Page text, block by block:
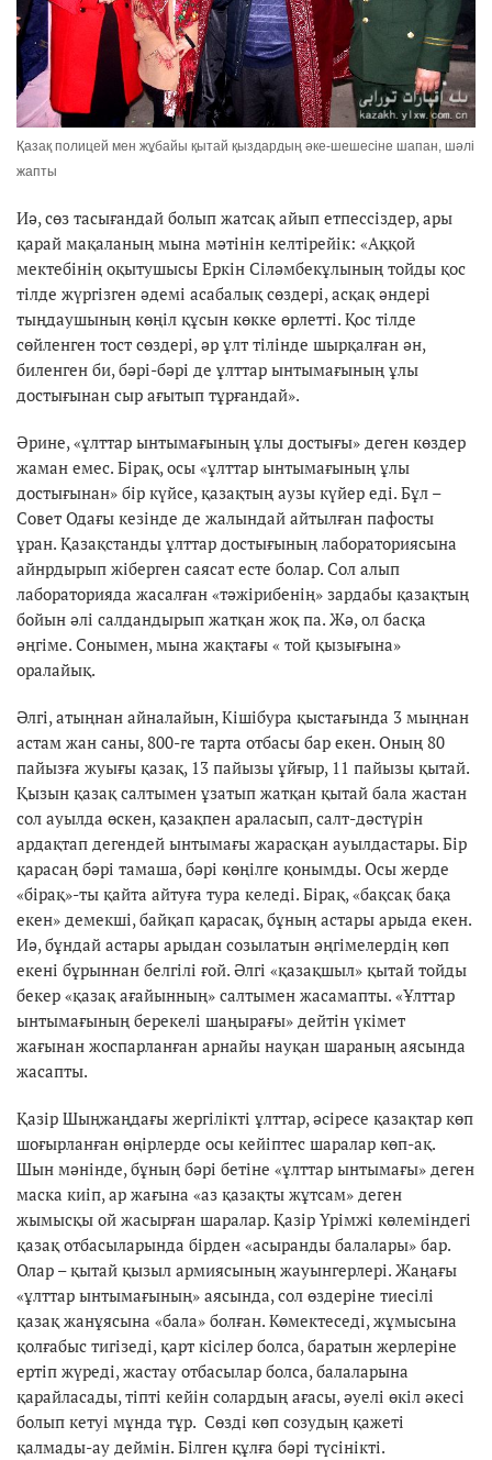
Қазақ полицей мен жұбайы қытай қыздардың әке-шешесіне шапан, шәлі
жапты
Иә, сөз тасығандай болып жатсақ айып етпессіздер, ары
қарай мақаланың мына мәтінін келтірейік: «Аққой
мектебінің оқытушысы Еркін Сіләмбекұлының тойды қос
тілде жүргізген әдемі асабалық сөздері, асқақ әндері
тыңдаушының көңіл құсын көкке өрлетті. Қос тілде
сөйленген тост сөздері, әр ұлт тілінде шырқалған ән,
биленген би, бәрі-бәрі де ұлттар ынтымағының ұлы
достығынан сыр ағытып тұрғандай».
Әрине, «ұлттар ынтымағының ұлы достығы» деген көздер
жаман емес. Бірақ, осы «ұлттар ынтымағының ұлы
достығынан» бір күйсе, қазақтың аузы күйер еді. Бұл –
Совет Одағы кезінде де жалындай айтылған пафосты
ұран. Қазақстанды ұлттар достығының лабораториясына
айнрдырып жіберген саясат есте болар. Сол алып
лабораторияда жасалған «тәжірибенің» зардабы қазақтың
бойын әлі салдандырып жатқан жоқ па. Жә, ол басқа
әңгіме. Сонымен, мына жақтағы « той қызығына»
оралайық.
Әлгі, атыңнан айналайын, Кішібура қыстағында 3 мыңнан
астам жан саны, 800-ге тарта отбасы бар екен. Оның 80
пайызға жуығы қазақ, 13 пайызы ұйғыр, 11 пайызы қытай.
Қызын қазақ салтымен ұзатып жатқан қытай бала жастан
сол ауылда өскен, қазақпен араласып, салт-дәстүрін
ардақтап дегендей ынтымағы жарасқан ауылдастары. Бір
қарасаң бәрі тамаша, бәрі көңілге қонымды. Осы жерде
«бірақ»-ты қайта айтуға тура келеді. Бірақ, «бақсақ бақа
екен» демекші, байқап қарасақ, бұның астары арыда екен.
Иә, бұндай астары арыдан созылатын әңгімелердің көп
екені бұрыннан белгілі ғой. Әлгі «қазақшыл» қытай тойды
бекер «қазақ ағайынның» салтымен жасамапты. «Ұлттар
ынтымағының берекелі шаңырағы» дейтін үкімет
жағынан жоспарланған арнайы науқан шараның аясында
жасапты.
Қазір Шыңжаңдағы жергілікті ұлттар, әсіресе қазақтар көп
шоғырланған өңірлерде осы кейіптес шаралар көп-ақ.
Шын мәнінде, бұның бәрі бетіне «ұлттар ынтымағы» деген
маска киіп, ар жағына «аз қазақты жұтсам» деген
жымысқы ой жасырған шаралар. Қазір Үрімжі көлеміндегі
қазақ отбасыларында бірден «асыранды балалары» бар.
Олар – қытай қызыл армиясының жауынгерлері. Жаңағы
«ұлттар ынтымағының» аясында, сол өздеріне тиесілі
қазақ жанұясына «бала» болған. Көмектеседі, жұмысына
қолғабыс тигізеді, қарт кісілер болса, баратын жерлеріне
ертіп жүреді, жастау отбасылар болса, балаларына
қарайласады, тіпті кейін солардың ағасы, әуелі өкіл әкесі
болып кетуі мұнда тұр. Сөзді көп созудың қажеті
қалмады-ау деймін. Білген құлға бәрі түсінікті.